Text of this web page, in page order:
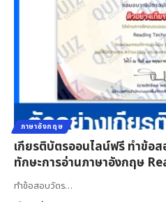
ภาษาอังกฤษ
เกียรติบัตรออนไลน์ฟรี ทำข้อส
ทักษะการอ่านภาษาอังกฤษ
ทำข้อสอบวัดร…